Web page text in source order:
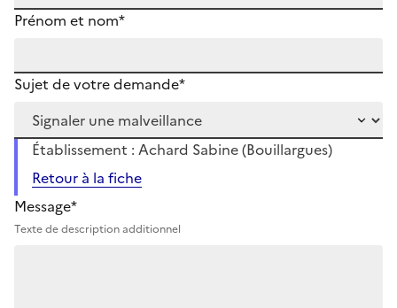
Prénom et nom*
Sujet de votre demande*
Établissement : Achard Sabine (Bouillargues)
Retour à la fiche
Message*
Texte de description additionnel